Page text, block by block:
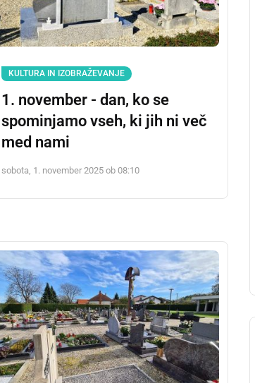
KULTURA IN IZOBRAŽEVANJE
1. november - dan, ko se
spominjamo vseh, ki jih ni več
med nami
sobota, 1. november 2025 ob 08:10